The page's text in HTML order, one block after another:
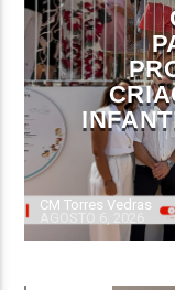
CM Torres Vedras